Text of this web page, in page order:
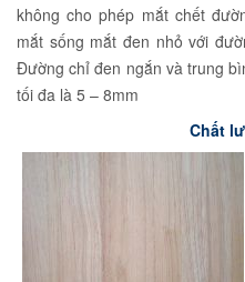
không cho phép mắt chết
mắt sống mắt đen nhỏ với
Đường chỉ đen ngắn và trung
tối đa là 5 – 8mm
Chất